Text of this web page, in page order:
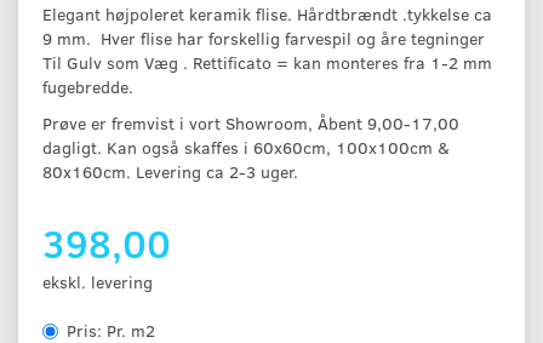
Elegant højpoleret keramik flise. Hårdtbrændt .tykkelse ca
9 mm. Hver flise har forskellig farvespil og åre tegninger
Til Gulv som Væg . Rettificato = kan monteres fra 1-2 mm
fugebredde.
Prøve er fremvist i vort Showroom, Åbent 9,00-17,00
dagligt. Kan også skaffes i 60x60cm, 100x100cm &
80x160cm. Levering ca 2-3 uger.
398,00
ekskl. levering
Pris: Pr. m2